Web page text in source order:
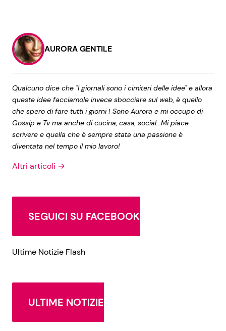
AURORA GENTILE
Qualcuno dice che "I giornali sono i cimiteri delle idee" e allora
queste idee facciamole invece sbocciare sul web, è quello
che spero di fare tutti i giorni ! Sono Aurora e mi occupo di
Gossip e Tv ma anche di cucina, casa, social...Mi piace
scrivere e quella che è sempre stata una passione è
diventata nel tempo il mio lavoro!
Altri articoli →
SEGUICI SU FACEBOOK
Ultime Notizie Flash
ULTIME NOTIZIE